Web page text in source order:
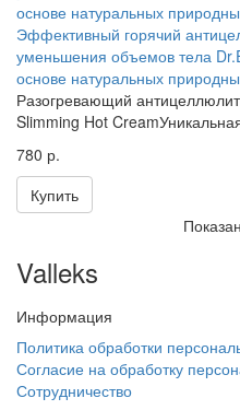
Эффективный горячий
уменьшения объемов тела
основе натуральных
Разогревающий
Slimming Hot
780 р.
Купить
Valleks
Информация
Политика обработки
Согласие на обработку
Сотрудничество